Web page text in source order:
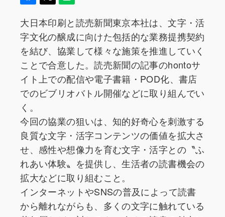
大日本印刷と読売新聞東京本社は、文字・活
字文化の醸成に向けた包括的な業務提携契約
を結び、協業して様々な施策を推進していく
ことで合意した。読売新聞の記事のhontoサ
イト上での配信や電子書籍・POD化、書店
でのビブリオバトル開催などに取り組んでい
く。
今回の協業の狙いは、知的好奇心を刺激する
良質な文字・活字コンテンツの価値を拡大さ
せ、感性や想像力を育む文字・活字との〝ふ
れあい体験〟を提供し、生活者の読書機会の
拡大などに取り組むこと。
インターネットやSNSの普及によって読書
から離れながらも、多くの文字に触れている